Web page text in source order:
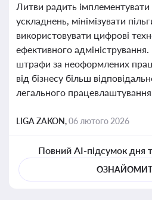
Литви радить
ускладнень, мінімізувати
використовувати цифрові
ефективного
штрафи за неоформлених
від бізнесу більш
легального
LIGA ZAKON,06 лютого 2026
Повний AI-підсумок дня